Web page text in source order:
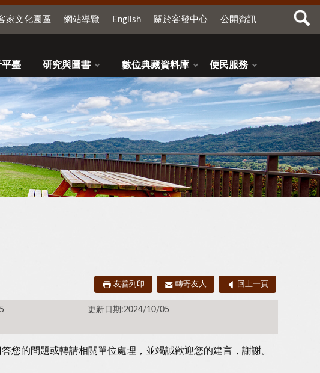
家文化園區 網站導覽 English 關於客發中心 公開資訊
平臺 研究與圖書 數位典藏資料庫 便民服務
友善列印 轉寄友人 回上一頁
更新日期:2024/10/05
您的問題或轉請相關單位處理，並竭誠歡迎您的建言，謝謝。